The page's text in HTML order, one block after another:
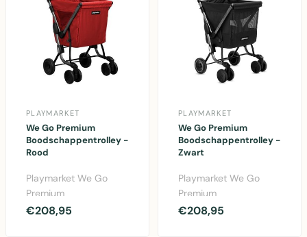
PLAYMARKET
We Go Premium
Boodschappentrolley -
Rood
Playmarket We Go
Premium
boodschappentrolley
€208,95
PLAYMARKET
We Go Premium
Boodschappentrolley -
Zwart
Playmarket We Go
Premium
boodschappentrolley
€208,95